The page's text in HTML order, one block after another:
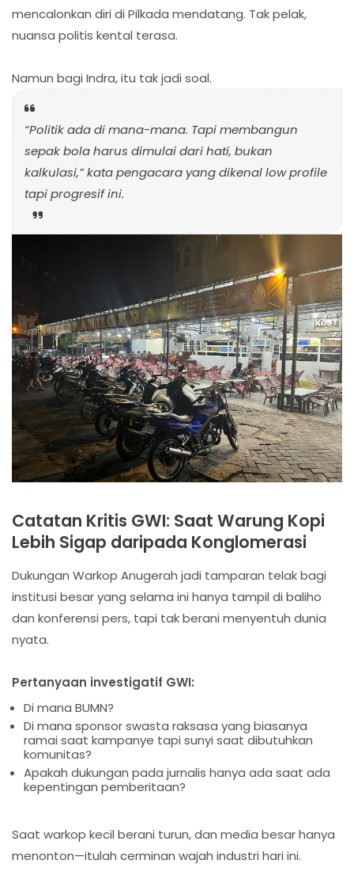
mencalonkan diri di Pilkada mendatang. Tak pelak,
nuansa politis kental terasa.
Namun bagi Indra, itu tak jadi soal.
“Politik ada di mana-mana. Tapi membangun
sepak bola harus dimulai dari hati, bukan
kalkulasi,” kata pengacara yang dikenal low profile
tapi progresif ini.
Catatan Kritis GWI: Saat Warung Kopi
Lebih Sigap daripada Konglomerasi
Dukungan Warkop Anugerah jadi tamparan telak bagi
institusi besar yang selama ini hanya tampil di baliho
dan konferensi pers, tapi tak berani menyentuh dunia
nyata.
Pertanyaan investigatif GWI:
Di mana BUMN?
Di mana sponsor swasta raksasa yang biasanya
ramai saat kampanye tapi sunyi saat dibutuhkan
komunitas?
Apakah dukungan pada jurnalis hanya ada saat ada
kepentingan pemberitaan?
Saat warkop kecil berani turun, dan media besar hanya
menonton—itulah cerminan wajah industri hari ini.